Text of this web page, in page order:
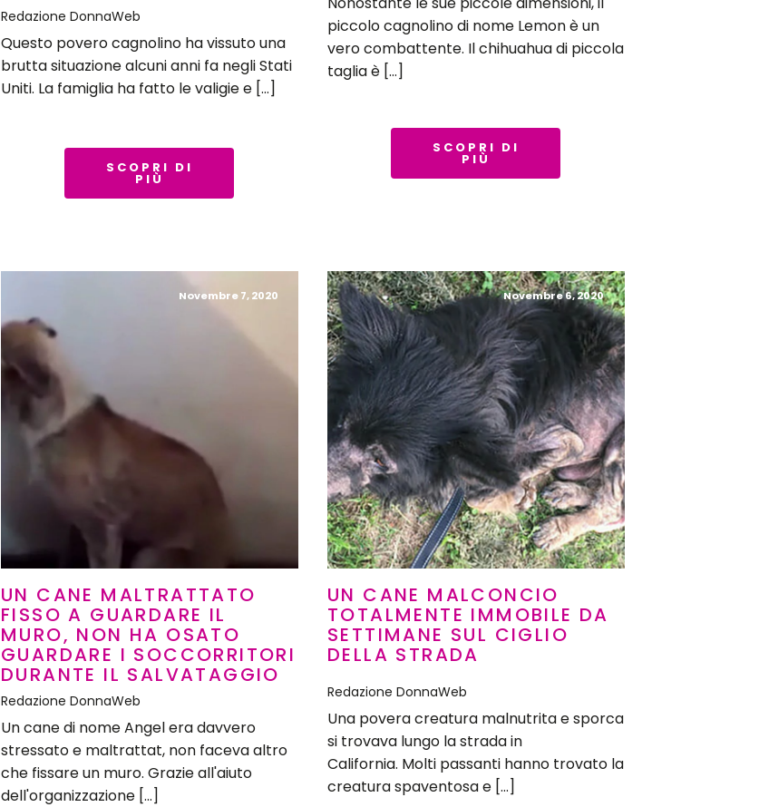
Redazione DonnaWeb
Questo povero cagnolino ha vissuto una
brutta situazione alcuni anni fa negli Stati
Uniti. La famiglia ha fatto le valigie e […]
SCOPRI DI
PIÙ
piccolo cagnolino di nome Lemon è un
vero combattente. Il chihuahua di piccola
taglia è […]
SCOPRI DI
PIÙ
Novembre 7, 2020
UN CANE MALTRATTATO
FISSO A GUARDARE IL
MURO, NON HA OSATO
GUARDARE I SOCCORRITORI
DURANTE IL SALVATAGGIO
Redazione DonnaWeb
Un cane di nome Angel era davvero
stressato e maltrattat, non faceva altro
che fissare un muro. Grazie all'aiuto
dell'organizzazione […]
Novembre 6, 2020
UN CANE MALCONCIO
TOTALMENTE IMMOBILE DA
SETTIMANE SUL CIGLIO
DELLA STRADA
Redazione DonnaWeb
Una povera creatura malnutrita e sporca
si trovava lungo la strada in
California. Molti passanti hanno trovato la
creatura spaventosa e […]